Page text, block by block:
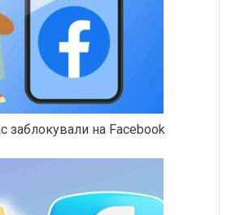
заблокували на Facebook